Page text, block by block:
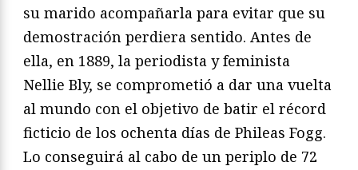
su marido acompañarla para evitar que su
demostración perdiera sentido. Antes de
ella, en 1889, la periodista y feminista
Nellie Bly, se comprometió a dar una vuelta
al mundo con el objetivo de batir el récord
ficticio de los ochenta días de Phileas Fogg.
Lo conseguirá al cabo de un periplo de 72